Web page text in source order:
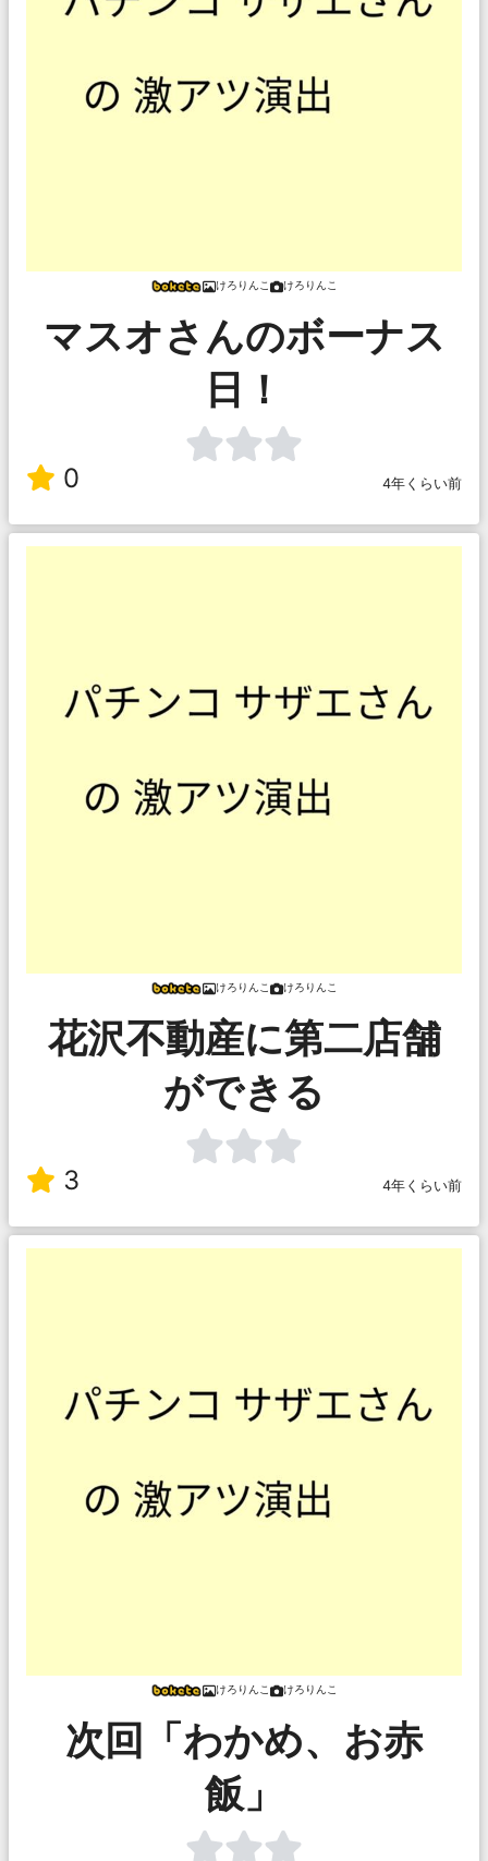
けろりんこ けろりんこ
マスオさんのボーナス
日！
0 4年くらい前
けろりんこ けろりんこ
花沢不動産に第二店舗
ができる
3 4年くらい前
けろりんこ けろりんこ
次回「わかめ、お赤
飯」